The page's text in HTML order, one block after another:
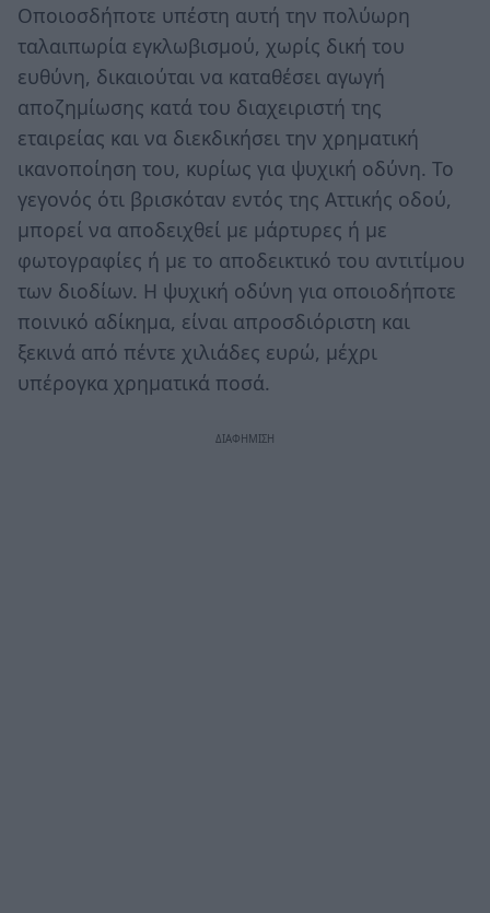
Οποιοσδήποτε υπέστη αυτή την πολύωρη
ταλαιπωρία εγκλωβισμού, χωρίς δική του
ευθύνη, δικαιούται να καταθέσει αγωγή
αποζημίωσης κατά του διαχειριστή της
εταιρείας και να διεκδικήσει την χρηματική
ικανοποίηση του, κυρίως για ψυχική οδύνη. Το
γεγονός ότι βρισκόταν εντός της Αττικής οδού,
μπορεί να αποδειχθεί με μάρτυρες ή με
φωτογραφίες ή με το αποδεικτικό του αντιτίμου
των διοδίων. Η ψυχική οδύνη για οποιοδήποτε
ποινικό αδίκημα, είναι απροσδιόριστη και
ξεκινά από πέντε χιλιάδες ευρώ, μέχρι
υπέρογκα χρηματικά ποσά.